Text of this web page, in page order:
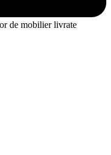
de mobilier livrate